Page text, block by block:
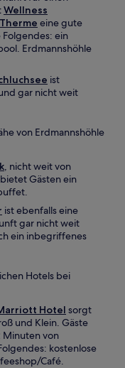
Wellness
eine gute
ein
Erdmannshöhle
ist
gar nicht weit
von Erdmannshöhle
, nicht weit von
Gästen ein
ist ebenfalls eine
gar nicht weit
ein inbegriffenes
Hotels bei
Hotel sorgt
und Klein. Gäste
Minuten von
kostenlose
Café.